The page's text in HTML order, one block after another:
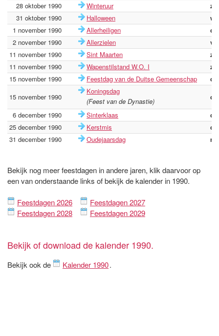
28 oktober 1990
Winteruur
31 oktober 1990
Halloween
1 november 1990
Allerheiligen
2 november 1990
Allerzielen
11 november 1990
Sint Maarten
11 november 1990
Wapenstilstand W.O. I
15 november 1990
Feestdag van de Duitse Gemeenschap
15 november 1990
Koningsdag
(Feest van de Dynastie)
6 december 1990
Sinterklaas
25 december 1990
Kerstmis
31 december 1990
Oudejaarsdag
Bekijk nog meer feestdagen in andere jaren, klik daarvoor op
een van onderstaande links of bekijk de kalender in 1990.
Feestdagen 2026
Feestdagen 2027
Feestdagen 2028
Feestdagen 2029
Bekijk of download de kalender 1990.
Bekijk ook de Kalender 1990.